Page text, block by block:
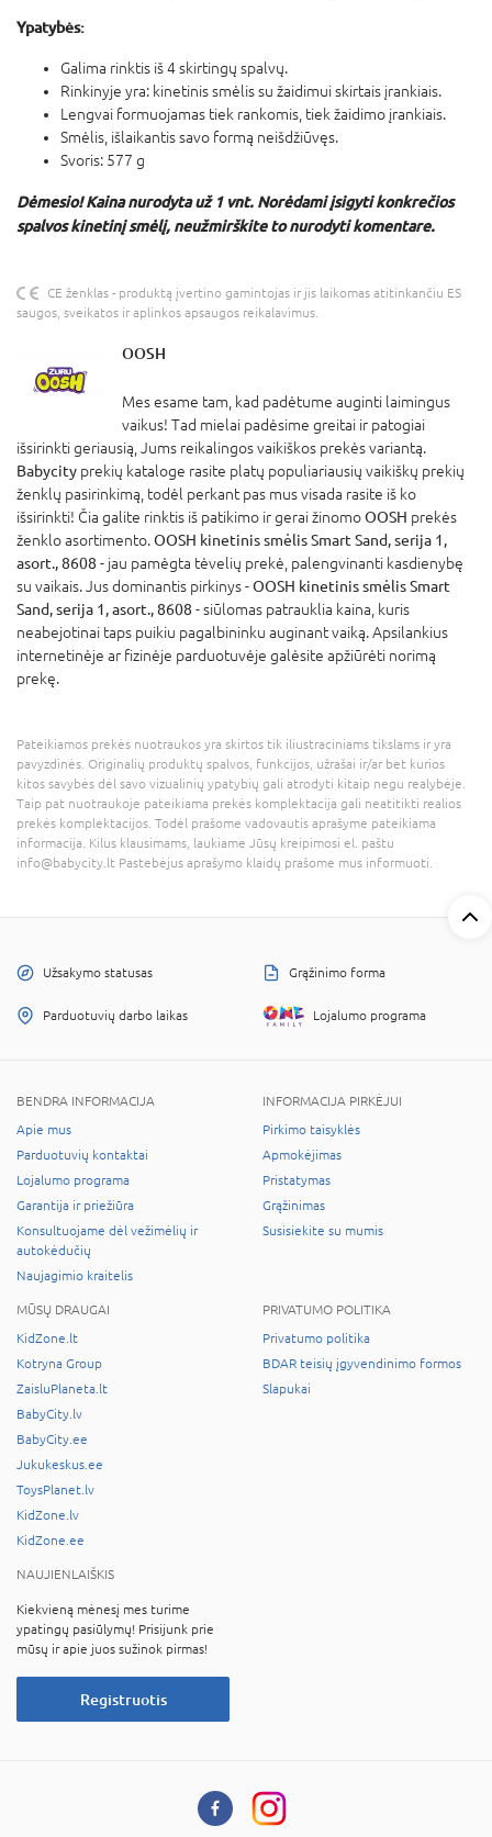
Ypatybės:
Galima rinktis iš 4 skirtingų spalvų.
Rinkinyje yra: kinetinis smėlis su žaidimui skirtais įrankiais.
Lengvai formuojamas tiek rankomis, tiek žaidimo įrankiais.
Smėlis, išlaikantis savo formą neišdžiūvęs.
Svoris: 577 g
Dėmesio! Kaina nurodyta už 1 vnt. Norėdami įsigyti konkrečios
spalvos kinetinį smėlį, neužmirškite to nurodyti komentare.
CE ženklas - produktą įvertino gamintojas ir jis laikomas atitinkančiu ES
saugos, sveikatos ir aplinkos apsaugos reikalavimus.
OOSH
Mes esame tam, kad padėtume auginti laimingus
vaikus! Tad mielai padėsime greitai ir patogiai
išsirinkti geriausią, Jums reikalingos vaikiškos prekės variantą.
Babycity prekių kataloge rasite platų populiariausių vaikiškų prekių
ženklų pasirinkimą, todėl perkant pas mus visada rasite iš ko
išsirinkti! Čia galite rinktis iš patikimo ir gerai žinomoOOSH prekės
ženklo asortimento.OOSH kinetinis smėlis Smart Sand, serija 1,
asort., 8608 - jau pamėgta tėvelių prekė, palengvinanti kasdienybę
su vaikais. Jus dominantis pirkinys -OOSH kinetinis smėlis Smart
Sand, serija 1, asort., 8608 - siūlomas patrauklia kaina, kuris
neabejotinai taps puikiu pagalbininku auginant vaiką. Apsilankius
internetinėje ar fizinėje parduotuvėje galėsite apžiūrėti norimą
prekę.
Pateikiamos prekės nuotraukos yra skirtos tik iliustraciniams tikslams ir yra
pavyzdinės. Originalių produktų spalvos, funkcijos, užrašai ir/ar bet kurios
kitos savybės dėl savo vizualinių ypatybių gali atrodyti kitaip negu realybėje.
Taip pat nuotraukoje pateikiama prekės komplektacija gali neatitikti realios
prekės komplektacijos. Todėl prašome vadovautis aprašyme pateikiama
informacija. Kilus klausimams, laukiame Jūsų kreipimosi el. paštu
info@babycity.lt Pastebėjus aprašymo klaidų prašome mus informuoti.
Užsakymo statusas Grąžinimo forma
Parduotuvių darbo laikas Lojalumo programa
BENDRA INFORMACIJA
Apie mus
Parduotuvių kontaktai
Lojalumo programa
Garantija ir priežiūra
Konsultuojame dėl vežimėlių ir
autokėdučių
Naujagimio kraitelis
INFORMACIJA PIRKĖJUI
Pirkimo taisyklės
Apmokėjimas
Pristatymas
Grąžinimas
Susisiekite su mumis
MŪSŲ DRAUGAI
KidZone.lt
Kotryna Group
ZaisluPlaneta.lt
BabyCity.lv
BabyCity.ee
Jukukeskus.ee
ToysPlanet.lv
KidZone.lv
KidZone.ee
PRIVATUMO POLITIKA
Privatumo politika
BDAR teisių įgyvendinimo formos
Slapukai
NAUJIENLAIŠKIS
Kiekvieną mėnesį mes turime
ypatingų pasiūlymų! Prisijunk prie
mūsų ir apie juos sužinok pirmas!
Registruotis